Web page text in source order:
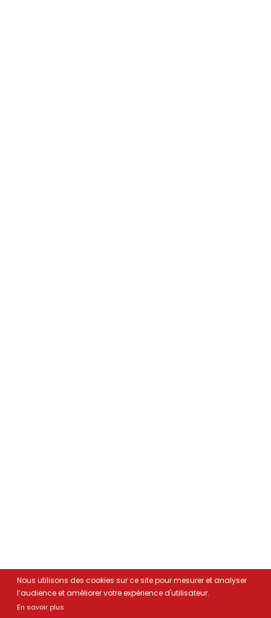
Nous utilisons des cookies sur ce site pour mesurer et analyser
l’audience et améliorer votre expérience d'utilisateur.
En savoir plus